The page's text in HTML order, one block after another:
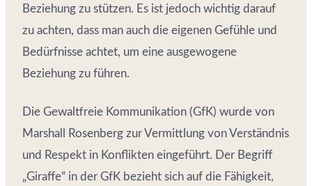
Beziehung zu stützen. Es ist jedoch wichtig darauf
zu achten, dass man auch die eigenen Gefühle und
Bedürfnisse achtet, um eine ausgewogene
Beziehung zu führen.
Die Gewaltfreie Kommunikation (GfK) wurde von
Marshall Rosenberg zur Vermittlung von Verständnis
und Respekt in Konflikten eingeführt. Der Begriff
„Giraffe“ in der GfK bezieht sich auf die Fähigkeit,